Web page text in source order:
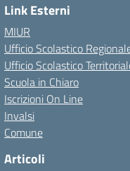
Link Esterni
MIUR
Ufficio Scolastico
Ufficio Scolastico
Scuola in Chiaro
Iscrizioni On Line
Invalsi
Comune
Articoli